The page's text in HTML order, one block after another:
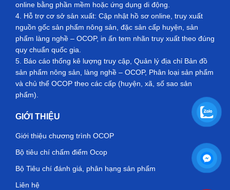
online bằng phần mềm hoặc ứng dụng di động.
4. Hỗ trợ cơ sở sản xuất: Cập nhật hồ sơ online, truy xuất
nguồn gốc sản phẩm nông sản, đặc sản cấp huyện, sản
phẩm làng nghề – OCOP, in ấn tem nhãn truy xuất theo đúng
quy chuẩn quốc gia.
5. Báo cáo thống kê lượng truy cập, Quản lý địa chỉ Bản đồ
sản phẩm nông sản, làng nghề – OCOP, Phân loại sản phẩm
và chủ thể OCOP theo các cấp (huyện, xã, số sao sản
phẩm).
GIỚI THIỆU
Giới thiệu chương trình OCOP
Bộ tiêu chí chấm điểm Ocop
Bộ Tiêu chí đánh giá, phân hạng sản phẩm
Liên hệ